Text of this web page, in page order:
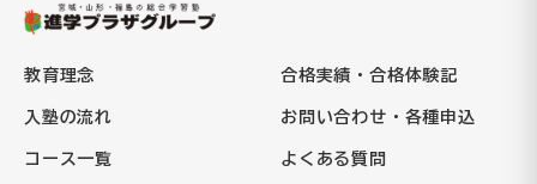
教育理念
入塾の流れ
コース一覧
合格実績・合格体験記
お問い合わせ・各種申込
よくある質問